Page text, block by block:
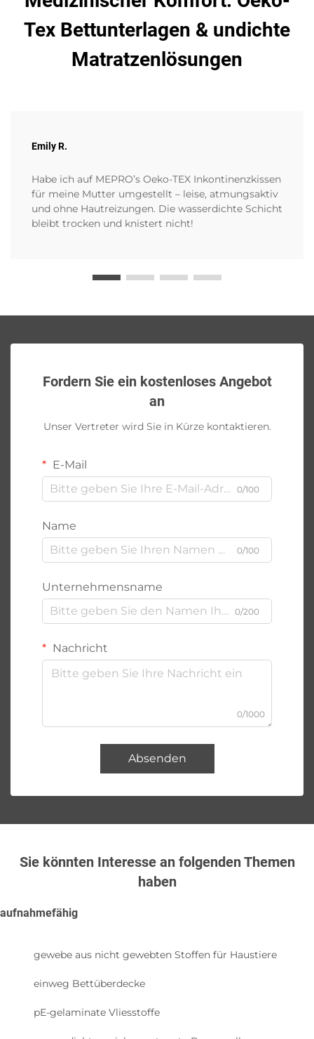
Tex Bettunterlagen & undichte
Matratzenlösungen
Emily R.
Habe ich auf MEPRO’s Oeko-TEX Inkontinenzkissen
für meine Mutter umgestellt – leise, atmungsaktiv
und ohne Hautreizungen. Die wasserdichte Schicht
bleibt trocken und knistert nicht!
Fordern Sie ein kostenloses Angebot
an
Unser Vertreter wird Sie in Kürze kontaktieren.
E-Mail
0/100
Name
0/100
Unternehmensname
0/200
Nachricht
0/1000
Absenden
Sie könnten Interesse an folgenden Themen
haben
aufnahmefähig
gewebe aus nicht gewebten Stoffen für Haustiere
einweg Bettüberdecke
pE-gelaminate Vliesstoffe